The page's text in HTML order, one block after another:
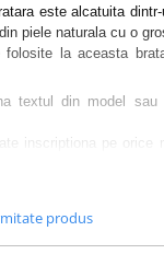
este alcatuita
piele naturala cu o
folosite la aceasta
textul din model
inscriptiona pe orice
de 17mm.
de calitate ce
produs